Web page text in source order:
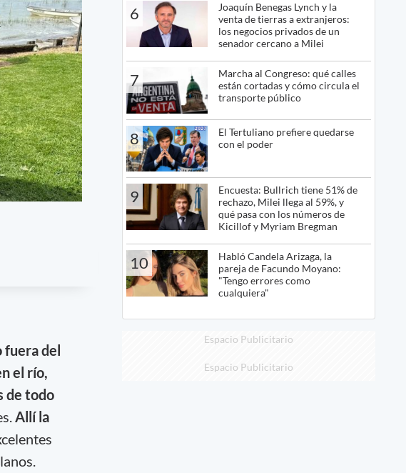
fuera del
el río,
de todo
Allí la
6
Joaquín Benegas Lynch y la
venta de tierras a extranjeros:
los negocios privados de un
senador cercano a Milei
7
Marcha al Congreso: qué calles
están cortadas y cómo circula el
transporte público
8
El Tertuliano prefiere quedarse
con el poder
9
Encuesta: Bullrich tiene 51% de
rechazo, Milei llega al 59%, y
qué pasa con los números de
Kicillof y Myriam Bregman
10
Habló Candela Arizaga, la
pareja de Facundo Moyano:
"Tengo errores como
cualquiera"
Espacio Publicitario
Espacio Publicitario